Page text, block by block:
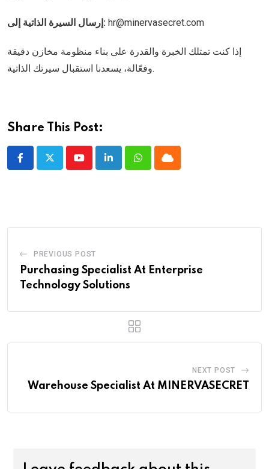
إرسال السيرة الذاتية إلى: hr@minervasecret.com
إذا كنت تمتلك الخبرة والقدرة على بناء منظومة مخازن دقيقة
وفعّالة، يسعدنا استقبال سيرتك الذاتية.
Share This Post:
YoutubeLinkedInWhatsappCloud
PREVIOUS POST
Purchasing Specialist At Enterprise
Technology Solutions
NEXT POST
Warehouse Specialist At MINERVASECRET